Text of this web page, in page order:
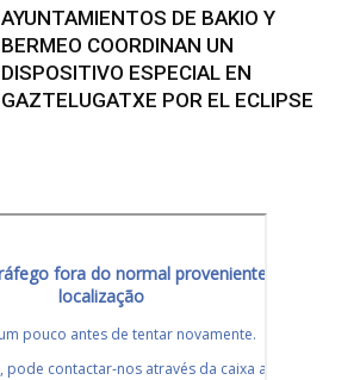
AYUNTAMIENTOS DE BAKIO Y
BERMEO COORDINAN UN
DISPOSITIVO ESPECIAL EN
GAZTELUGATXE POR EL ECLIPSE